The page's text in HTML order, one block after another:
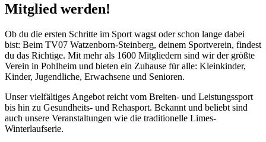
Mitglied werden!
Ob du die ersten Schritte im Sport wagst oder schon lange dabei
bist: Beim TV07 Watzenborn-Steinberg, deinem Sportverein, findest
du das Richtige. Mit mehr als 1600 Mitgliedern sind wir der größte
Verein in Pohlheim und bieten ein Zuhause für alle: Kleinkinder,
Kinder, Jugendliche, Erwachsene und Senioren.
Unser vielfältiges Angebot reicht vom Breiten- und Leistungssport
bis hin zu Gesundheits- und Rehasport. Bekannt und beliebt sind
auch unsere Veranstaltungen wie die traditionelle Limes-
Winterlaufserie.